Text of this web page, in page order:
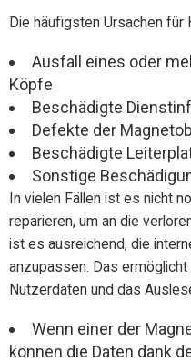
Die häufigsten Ursachen für
Ausfall eines oder
Köpfe
Beschädigte
Defekte der
Beschädigte
Sonstige
In vielen Fällen ist es nicht
reparieren, um an die
ist es ausreichend, die
anzupassen. Das
Nutzerdaten und das
Wenn einer der
können die Daten dank